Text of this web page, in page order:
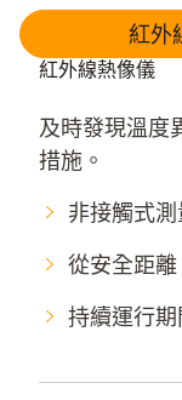
紅外
紅外線熱像儀
及時發現溫度
措施。
非接觸式測
從安全距離
持續運行期